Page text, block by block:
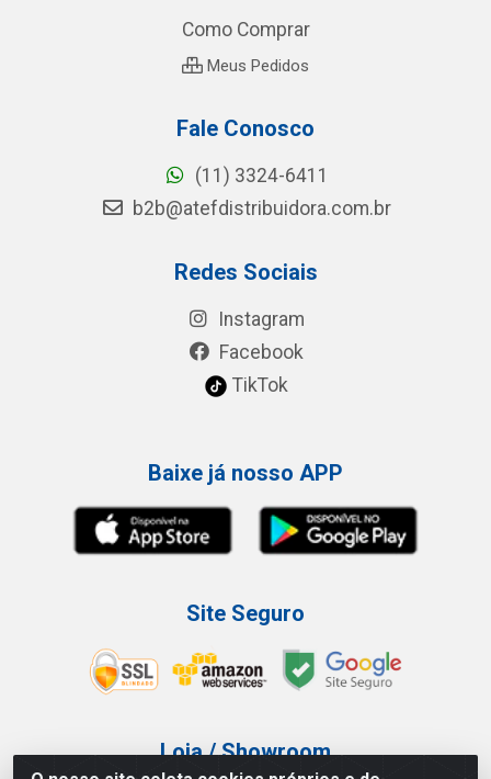
Como Comprar
Meus Pedidos
Fale Conosco
(11) 3324-6411
b2b@atefdistribuidora.com.br
Redes Sociais
Instagram
Facebook
TikTok
Baixe já nosso APP
Site Seguro
Loja / Showroom